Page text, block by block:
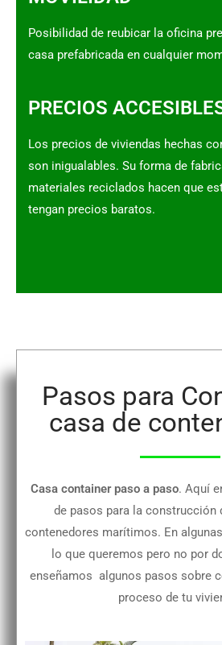
Posibilidad de reubicar la oficina
casa prefabricada en cualquier
PRECIOS
Los precios de viviendas hechas
son inigualables. Su forma de
materiales reciclados hacen que
tengan precios baratos.
Pasos para
casa de
Casa container paso a paso. Aquí
de pasos para la construcción
contenedores marítimos. En
lo que queremos pero no por
enseñamos algunos pasos sobre
proceso de tu